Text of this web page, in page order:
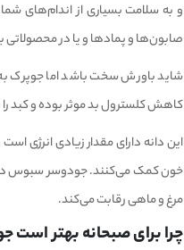
و به سلامت بسیاری از اندام‌های
صابون‌ها و پماد‌ها و یا در
شاید باورش سخت باشد اما جوپرک
کاهش کلسترول بد موثر بوده و کبد
مرغ و ماهی رقابت می‌کند.
چرا برای صبحانه بهتر است